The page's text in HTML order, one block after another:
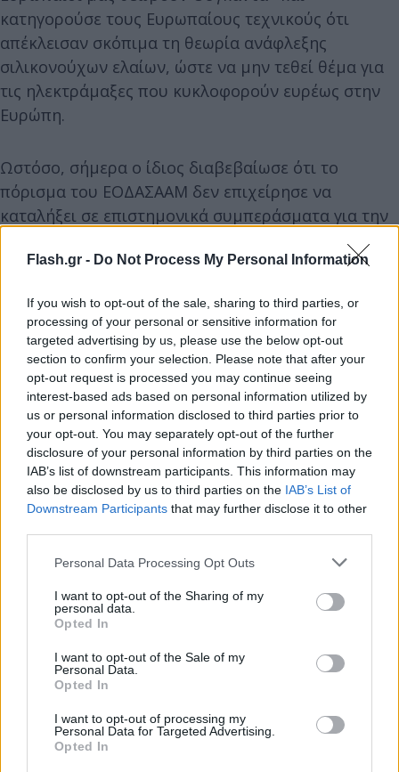
Flash.gr - Do Not Process My Personal Information
If you wish to opt-out of the sale, sharing to third parties, or
processing of your personal or sensitive information for
targeted advertising by us, please use the below opt-out
section to confirm your selection. Please note that after your
opt-out request is processed you may continue seeing
interest-based ads based on personal information utilized by
us or personal information disclosed to third parties prior to
your opt-out. You may separately opt-out of the further
disclosure of your personal information by third parties on the
IAB’s list of downstream participants. This information may
also be disclosed by us to third parties on the IAB’s List of
Downstream Participants that may further disclose it to other
Please note that this website/app uses one or more Google
not limited to your visit or usage behaviour. You may click to
grant or deny consent to Google and its third-party tags to
use your data for below specified purposes in below Google
consent section.
Personal Data Processing Opt Outs
I want to opt-out of the Sharing of my
personal data.
Opted In
I want to opt-out of the Sale of my
Personal Data.
Opted In
I want to opt-out of processing my
Personal Data for Targeted Advertising.
Opted In
κατηγορούσε τους Ευρωπαίους τεχνικούς ότι
απέκλεισαν σκόπιμα τη θεωρία ανάφλεξης
σιλικονούχων ελαίων, ώστε να μην τεθεί θέμα για
τις ηλεκτράμαξες που κυκλοφορούν ευρέως στην
Ευρώπη.
Ωστόσο, σήμερα ο ίδιος διαβεβαίωσε ότι το
πόρισμα του ΕΟΔΑΣΑΑΜ δεν επιχείρησε να
καταλήξει σε επιστημονικά συμπεράσματα για την
πυρόσφαιρα, αλλά είχε ως στόχο την καταγραφή
των αιτίων της τραγωδίας.
Όπως αναφέρεται στο πρακτικό: